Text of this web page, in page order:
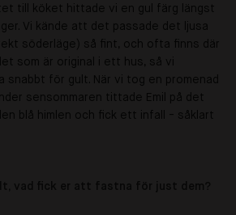
till köket hittade vi en gul färg längst
Vi kände att det passade det ljusa
söderläge) så fint, och ofta finns där
som är original i ett hus, så vi
snabbt för gult. När vi tog en promenad
sensommaren tittade Emil på det
blå himlen och fick ett infall - såklart